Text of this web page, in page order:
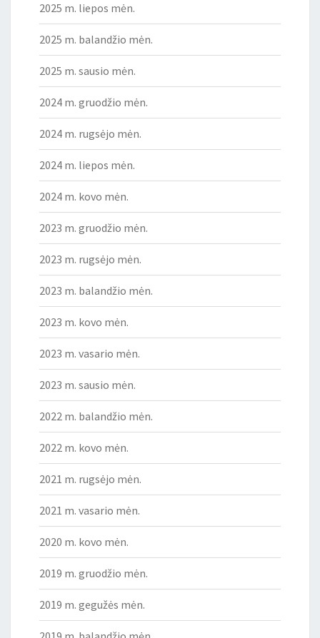
2025 m. liepos mėn.
2025 m. balandžio mėn.
2025 m. sausio mėn.
2024 m. gruodžio mėn.
2024 m. rugsėjo mėn.
2024 m. liepos mėn.
2024 m. kovo mėn.
2023 m. gruodžio mėn.
2023 m. rugsėjo mėn.
2023 m. balandžio mėn.
2023 m. kovo mėn.
2023 m. vasario mėn.
2023 m. sausio mėn.
2022 m. balandžio mėn.
2022 m. kovo mėn.
2021 m. rugsėjo mėn.
2021 m. vasario mėn.
2020 m. kovo mėn.
2019 m. gruodžio mėn.
2019 m. gegužės mėn.